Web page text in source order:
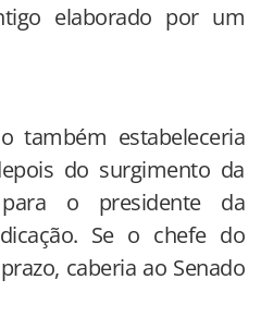
elaborado por um
também estabeleceria
do surgimento da
o presidente da
Se o chefe do
caberia ao Senado